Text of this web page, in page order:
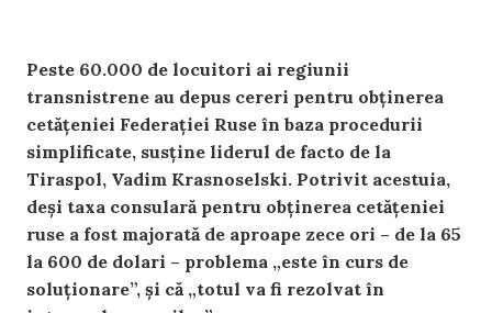
Peste 60.000 de locuitori ai regiunii
transnistrene au depus cereri pentru obținerea
cetățeniei Federației Ruse în baza procedurii
simplificate, susține liderul de facto de la
Tiraspol, Vadim Krasnoselski. Potrivit acestuia,
deși taxa consulară pentru obținerea cetățeniei
ruse a fost majorată de aproape zece ori – de la 65
la 600 de dolari – problema „este în curs de
soluționare”, și că „totul va fi rezolvat în